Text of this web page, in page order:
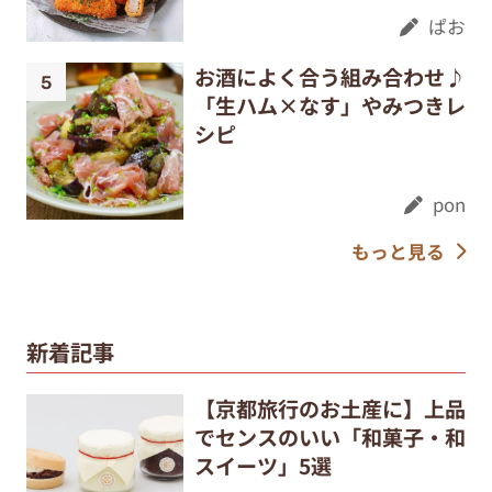
ぱお
お酒によく合う組み合わせ♪
「生ハム×なす」やみつきレ
シピ
pon
もっと見る
新着記事
【京都旅行のお土産に】上品
でセンスのいい「和菓子・和
スイーツ」5選